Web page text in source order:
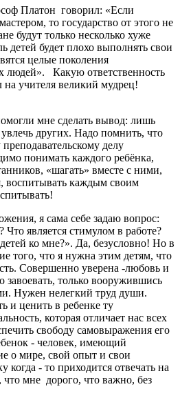
Платон говорил: «Если
то государство от этого не
будут только несколько хуже
детей будет плохо выполнять свои
целые поколения
людей». Какую ответственность
на учителя великий мудрец!
мне сделать вывод: лишь
других. Надо помнить, что
делу
понимать каждого ребёнка,
«шагать» вместе с ними,
воспитывать каждым своим
я сама себе задаю вопрос:
Что является стимулом в работе?
ко мне?». Да, безусловно! Но в
того, что я нужна этим детям, что
Совершенно уверена -любовь и
завоевать, только вооружившись
Нужен нелегкий труд души.
и ценить в ребенке ту
которая отличает нас всех
свободу самовыражения его
- человек, имеющий
о мире, свой опыт и свои
когда - то приходится отвечать на
мне дорого, что важно, без